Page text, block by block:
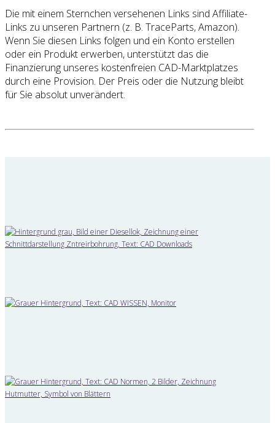
Die mit einem Sternchen versehenen Links sind Affiliate-
Links zu unseren Partnern (z. B. TraceParts, Amazon).
Wenn Sie diesen Links folgen und ein Konto erstellen
oder ein Produkt erwerben, unterstützt das die
Finanzierung unseres kostenfreien CAD-Marktplatzes
durch eine Provision. Der Preis oder die Nutzung bleibt
für Sie absolut unverändert.